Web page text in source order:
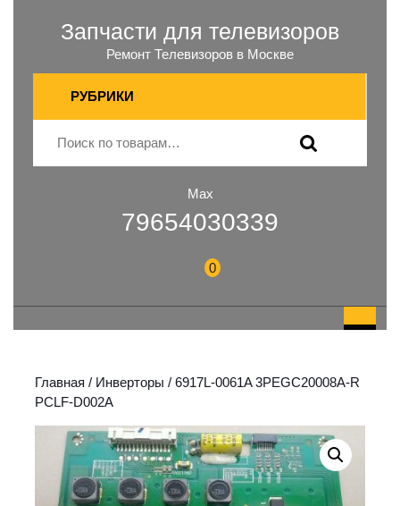
Запчасти для телевизоров
Ремонт Телевизоров в Москве
РУБРИКИ
Max
79654030339
0
Главная / Инверторы / 6917L-0061A 3PEGC20008A-R
PCLF-D002A